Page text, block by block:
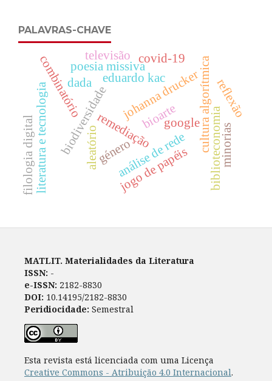
PALAVRAS-CHAVE
biodiversidade bioarte
combinatório
remediação googlecultura algorítmicabiblioteconomia
johanna drucker
eduardo kac
aleatório análise de rede
literatura e tecnologia reflexão
jogo de papéis
género
poesia missiva
dada
covid-19
minorias
filologia digital
televisão
MATLIT. Materialidades da Literatura
ISSN: -
e-ISSN: 2182-8830
DOI: 10.14195/2182-8830
Peridiocidade: Semestral
Esta revista está licenciada com uma Licença
Creative Commons - Atribuição 4.0 Internacional.